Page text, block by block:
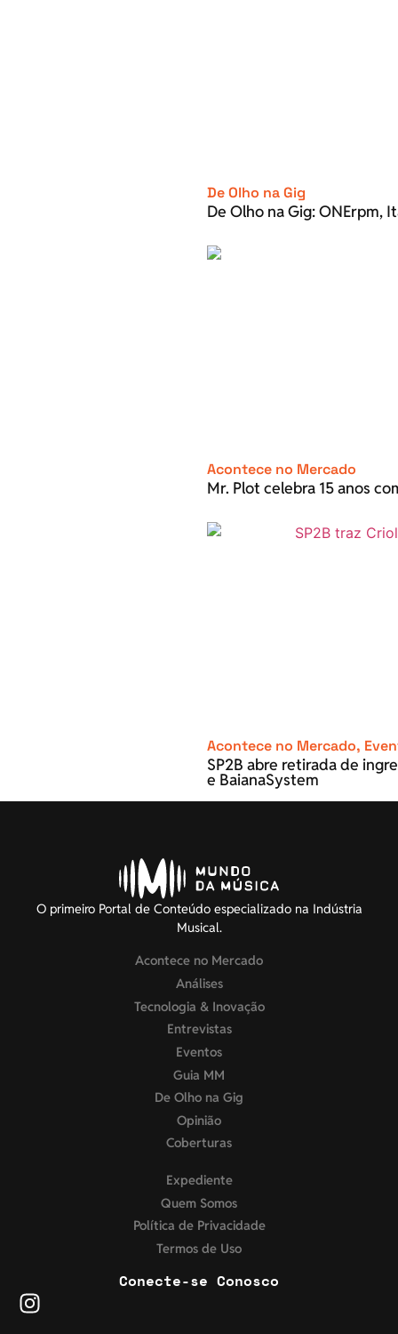
De Olho na Gig
De Olho na Gig: ONErpm,
Acontece no Mercado
Mr. Plot celebra 15 anos
Acontece no Mercado,
SP2B abre retirada de
e BaianaSystem
O primeiro Portal de Conteúdo especializado na Indústria
Musical.
Acontece no Mercado
Análises
Tecnologia & Inovação
Entrevistas
Eventos
Guia MM
De Olho na Gig
Opinião
Coberturas
Expediente
Quem Somos
Política de Privacidade
Termos de Uso
Conecte-se Conosco